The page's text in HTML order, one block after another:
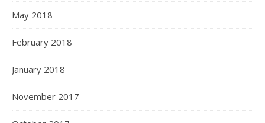
May 2018
February 2018
January 2018
November 2017